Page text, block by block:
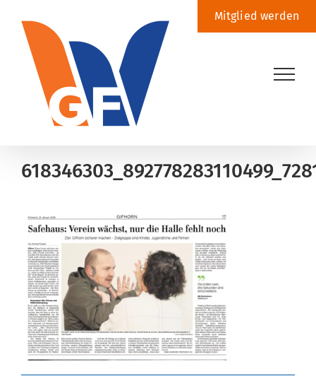
Inhalt
springen
Mitglied werden